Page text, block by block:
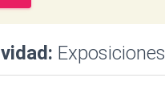
Exposiciones